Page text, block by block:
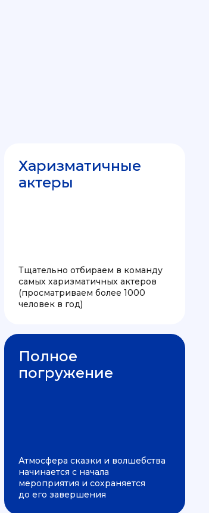
Харизматичные
актеры
Тщательно отбираем в команду
самых харизматичных актеров
(просматриваем более 1000
человек в год)
Полное
погружение
Атмосфера сказки и волшебства
начинается с начала
мероприятия и сохраняется
до его завершения